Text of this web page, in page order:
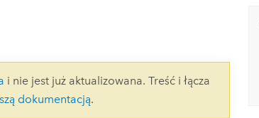
i nie jest już aktualizowana. Treść i łącza
dokumentacją.